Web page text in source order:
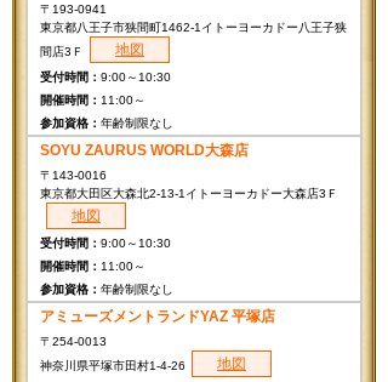
〒193-0941
東京都八王子市狭間町1462-1イトーヨーカドー八王子狭
間店3Ｆ
地図
9:00～10:30
11:00～
年齢制限なし
SOYU ZAURUS WORLD大森店
〒143-0016
東京都大田区大森北2-13-1イトーヨーカドー大森店3Ｆ
地図
9:00～10:30
11:00～
年齢制限なし
アミューズメントランドYAZ 平塚店
〒254-0013
神奈川県平塚市田村1-4-26
地図